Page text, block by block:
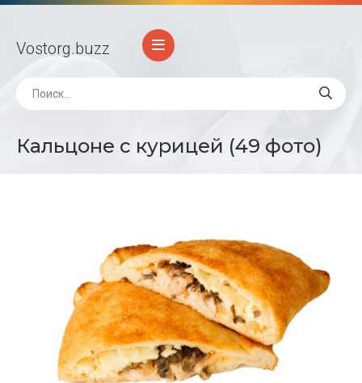
Vostorg.buzz
Кальцоне с курицей (49 фото)